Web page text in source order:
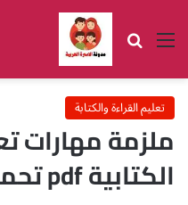
القائمة بحث عن
تعليم القراءة والكتابة
ملزمة مهارات
الكتابية pdf تحميل مجاني